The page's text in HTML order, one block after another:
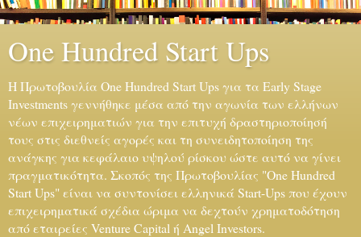
One Hundred Start Ups
H Πρωτοβουλία One Hundred Start Ups για τα Early Stage
Investments γεννήθηκε μέσα από την αγωνία των ελλήνων
νέων επιχειρηματιών για την επιτυχή δραστηριοποίησή
τους στις διεθνείς αγορές και τη συνειδητοποίηση της
ανάγκης για κεφάλαιο υψηλού ρίσκου ώστε αυτό να γίνει
πραγματικότητα. Σκοπός της Πρωτοβουλίας "One Hundred
Start Ups" είναι να συντονίσει ελληνικά Start-Ups που έχουν
επιχειρηματικά σχέδια ώριμα να δεχτούν χρηματοδότηση
από εταιρείες Venture Capital ή Angel Investors.